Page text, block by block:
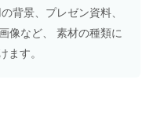
背景、プレゼン資料、
像など、 素材の種類に
ます。